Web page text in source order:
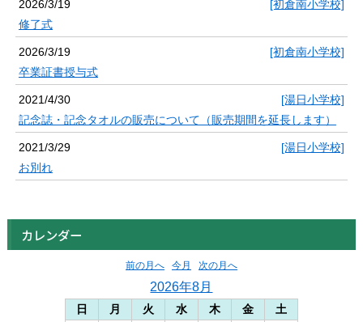
2026/3/19
[初倉南小学校]
修了式
2026/3/19
[初倉南小学校]
卒業証書授与式
2021/4/30
[湯日小学校]
記念誌・記念タオルの販売について（販売期間を延長します）
2021/3/29
[湯日小学校]
お別れ
カレンダー
前の月へ 今月 次の月へ
2026年8月
日 月 火 水 木 金 土